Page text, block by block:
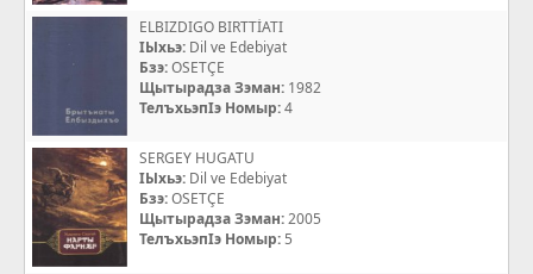
ELBIZDIGO BIRTTİATI
IЫхьэ: Dil ve Edebiyat
Бзэ:OSETÇE
Щытырадза Зэман: 1982
ТелъхьэпIэ Номыр:4
SERGEY HUGATU
IЫхьэ: Dil ve Edebiyat
Бзэ:OSETÇE
Щытырадза Зэман:2005
ТелъхьэпIэ Номыр: 5